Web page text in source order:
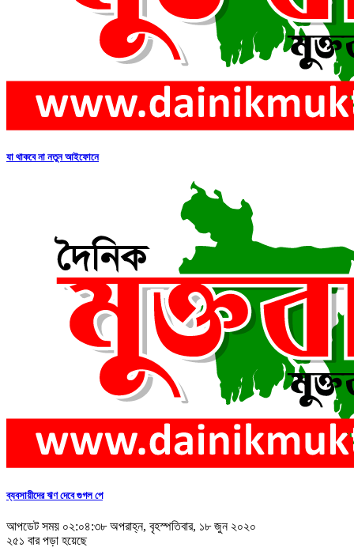
যা থাকবে না নতুন আইফোনে
ব্যবসায়ীদের ঋণ দেবে গুগল পে
আপডেট সময় ০২:০৪:৩৮ অপরাহ্ন, বৃহস্পতিবার, ১৮ জুন ২০২০
২৫১ বার পড়া হয়েছে